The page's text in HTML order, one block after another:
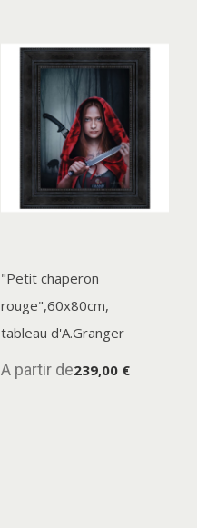
"Petit chaperon
rouge",60x80cm,
tableau d'A.Granger
A partir de239,00 €